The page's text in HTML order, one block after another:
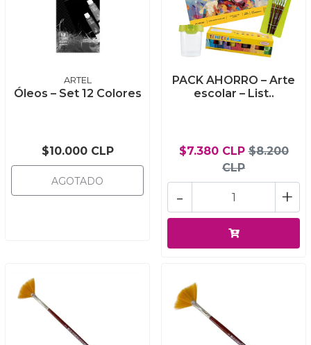
ARTEL
Óleos – Set 12 Colores
$10.000 CLP
AGOTADO
PACK AHORRO – Arte
escolar – List..
$7.380 CLP $8.200
CLP
+
-